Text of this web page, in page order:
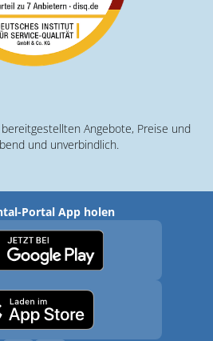
Angebote, Preise und
und unverbindlich.
Portal App holen